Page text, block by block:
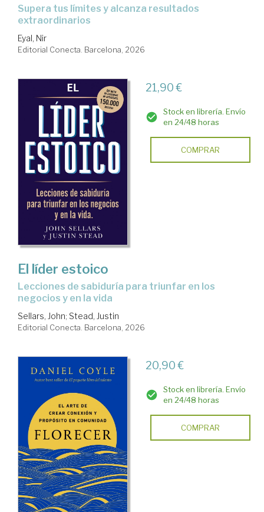
Supera tus límites y alcanza resultados
extraordinarios
Eyal, Nir
Editorial Conecta. Barcelona, 2026
21,90 €
Stock en librería. Envío
en 24/48 horas
COMPRAR
El líder estoico
Lecciones de sabiduría para triunfar en los
negocios y en la vida
Sellars, John; Stead, Justin
Editorial Conecta. Barcelona, 2026
20,90 €
Stock en librería. Envío
en 24/48 horas
COMPRAR